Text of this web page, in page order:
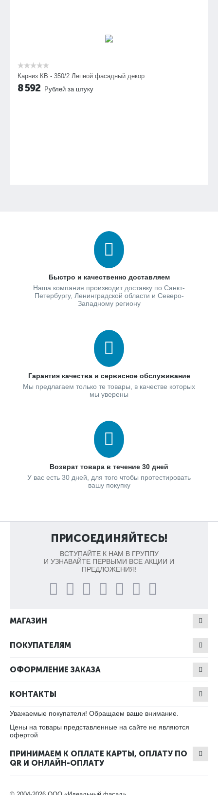
Карниз КВ - 350/2 Лепной фасадный декор
8 592 Рублей за штуку
Быстро и качественно доставляем
Наша компания производит доставку по Санкт-
Петербургу, Ленинградской области и Северо-
Западному региону
Гарантия качества и сервисное обслуживание
Мы предлагаем только те товары, в качестве которых
мы уверены
Возврат товара в течение 30 дней
У вас есть 30 дней, для того чтобы протестировать
вашу покупку
ПРИСОЕДИНЯЙТЕСЬ!
ВСТУПАЙТЕ К НАМ В ГРУППУ
И УЗНАВАЙТЕ ПЕРВЫМИ ВСЕ АКЦИИ И
ПРЕДЛОЖЕНИЯ!
МАГАЗИН
ПОКУПАТЕЛЯМ
ОФОРМЛЕНИЕ ЗАКАЗА
КОНТАКТЫ
Уважаемые покупатели! Обращаем ваше внимание.
Цены на товары представленные на сайте не являются
офертой
ПРИНИМАЕМ К ОПЛАТЕ КАРТЫ, ОПЛАТУ ПО
QR И ОНЛАЙН-ОПЛАТУ